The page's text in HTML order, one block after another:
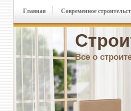
Все о
Главная Современное